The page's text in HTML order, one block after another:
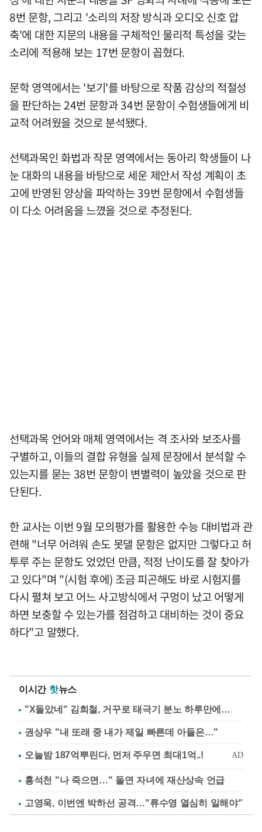
8번 문항, 그리고 '소리의 저장 방식과 오디오 신호 압
축'에 대한 지문의 내용을 구체적인 물리적 특성을 갖는
소리에 적용해 보는 17번 문항이 꼽혔다.
문학 영역에서는 '보기'를 바탕으로 작품 감상의 적절성
을 판단하는 24번 문항과 34번 문항이 수험생들에게 비
교적 어려웠을 것으로 분석됐다.
선택과목인 화법과 작문 영역에서는 동아리 학생들이 나
눈 대화의 내용을 바탕으로 세운 제안서 작성 계획이 초
고에 반영된 양상을 파악하는 39번 문항에서 수험생들
이 다소 어려움을 느꼈을 것으로 추정된다.
선택과목 언어와 매체 영역에서는 격 조사와 보조사를
구별하고, 이들의 결합 유형을 실제 문장에서 분석할 수
있는지를 묻는 38번 문항이 변별력이 높았을 것으로 판
단된다.
한 교사는 이번 9월 모의평가를 활용한 수능 대비법과 관
련해 "너무 어려워 손도 못댈 문항은 없지만 그렇다고 허
투루 주는 문항도 었었던 만큼, 적정 난이도를 잘 찾아가
고 있다"며 "(시험 후에) 조금 피곤해도 바로 시험지를
다시 펼쳐 보고 어느 사고방식에서 구멍이 났고 어떻게
하면 보충할 수 있는가를 점검하고 대비하는 것이 중요
하다"고 말했다.
이시간 핫뉴스
"X돌았네" 김희철, 거꾸로 태극기 분노 하루만에…
권상우 "내 또래 중 내가 제일 빠른데 아들은…"
홍석천 "나 죽으면…" 돌연 자녀에 재산상속 언급
고영욱, 이번엔 박하선 공격…"류수영 열심히 일해야"